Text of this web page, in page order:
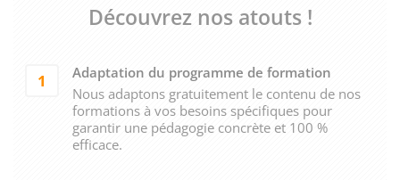
Découvrez nos atouts !
1
Adaptation du programme de formation
Nous adaptons gratuitement le contenu de nos
formations à vos besoins spécifiques pour
garantir une pédagogie concrète et 100 %
efficace.